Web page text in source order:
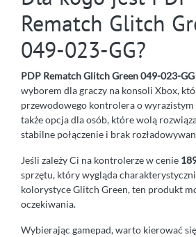
Rematch Glitch
049-023-GG?
PDP Rematch Glitch Green 049-023-GG
wyborem dla graczy na konsoli Xbox,
przewodowego kontrolera o wyrazistym
także opcja dla osób, które wolą
stabilne połączenie i brak
Jeśli zależy Ci na kontrolerze w cenie
sprzętu, który wygląda
kolorystyce Glitch Green, ten produkt
oczekiwania.
Wybierając gamepad, warto kierować